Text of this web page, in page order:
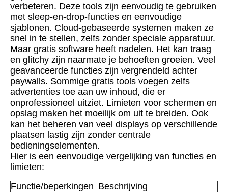
verbeteren. Deze tools zijn eenvoudig te gebruiken
met sleep-en-drop-functies en eenvoudige
sjablonen. Cloud-gebaseerde systemen maken ze
snel in te stellen, zelfs zonder speciale apparatuur.
Maar gratis software heeft nadelen. Het kan traag
en glitchy zijn naarmate je behoeften groeien. Veel
geavanceerde functies zijn vergrendeld achter
paywalls. Sommige gratis tools voegen zelfs
advertenties toe aan uw inhoud, die er
onprofessioneel uitziet. Limieten voor schermen en
opslag maken het moeilijk om uit te breiden. Ook
kan het beheren van veel displays op verschillende
plaatsen lastig zijn zonder centrale
bedieningselementen.
Hier is een eenvoudige vergelijking van functies en
limieten:
Functie/beperkingen Beschrijving